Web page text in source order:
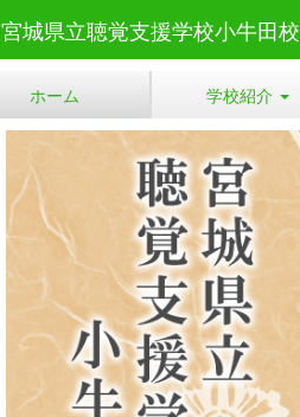
宮城県立聴覚支援学校小牛田校
ホーム 学校紹介